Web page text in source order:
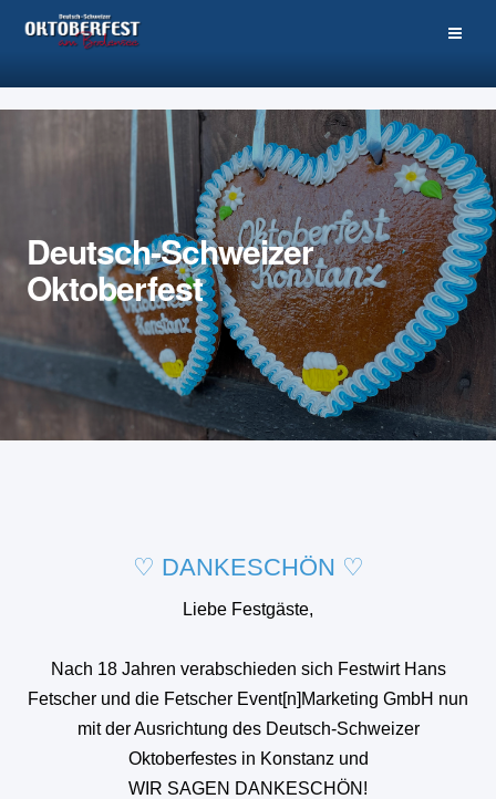
Deutsch-Schweizer
Oktoberfest
♡ DANKESCHÖN ♡
Liebe Festgäste,
Nach 18 Jahren verabschieden sich Festwirt Hans
Fetscher und die Fetscher Event[n]Marketing GmbH nun
mit der Ausrichtung des Deutsch-Schweizer
Oktoberfestes in Konstanz und
WIR SAGEN DANKESCHÖN!